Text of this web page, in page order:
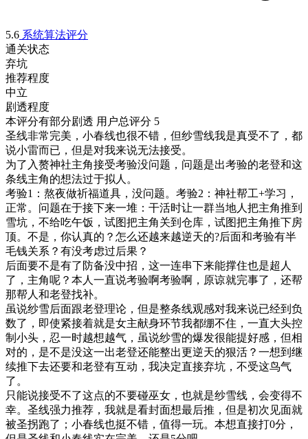
5.6 系统算法评分
通关状态
弃坑
推荐程度
中立
剧透程度
本评分有部分剧透 用户总评分 5
圣线非常完美，小春线也很不错，但纱雪线我是真受不了，都
说小雷而已，但是对我来说无法接受。
为了入赘神社主角接受考验没问题，问题是出考验的老登和这
条线主角的想法过于拟人。
考验1：熬夜做祈福道具，没问题。考验2：神社帮工+学习，
正常。问题在于接下来一堆：干活时让一群当地人把主角推到
雪坑，不给吃午饭，试图把主角关到仓库，试图把主角推下房
顶。不是，你认真的？怎么还越来越逆天的?后面和考验有半
毛钱关系？有没考虑过后果？
后面要不是有了防备没中招，这一连串下来能撑住也是超人
了，主角呢？本人一直说考验啊考验啊，原谅就完事了，还帮
那帮人和老登找补。
虽说纱雪后面跟老登理论，但是整条线观感对我来说已经到负
数了，即使紧接着就是女主献身环节我都绷不住，一直大头控
制小头，忍一时越想越气，虽说纱雪的爆发很能提好感，但相
对的，是不是没这一出老登还能整出更逆天的狠活？一想到继
续推下去还要和老登有互动，我决定直接弃坑，不受这鸟气
了。
只能说接受不了这点的不要碰巫女，也就是纱雪线，会变得不
幸。圣线强力推荐，我就是看封面想最后推，但是初次见面就
被圣拐跑了；小春线也挺不错，值得一玩。本想直接打0分，